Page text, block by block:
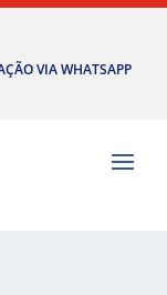
VIA WHATSAPP